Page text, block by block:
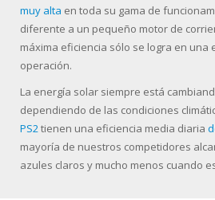
muy alta en toda su gama de
diferente a un pequeño motor de
máxima eficiencia sólo se logra en una
operación.
La energía solar siempre está
dependiendo de las condiciones
PS2tienen una eficiencia media diaria
mayoría de nuestros competidores
azules claros y mucho menos cuando